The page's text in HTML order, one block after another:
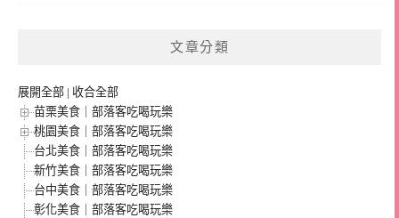
文章分類
展開全部 | 收合全部
苗栗美食｜部落客吃喝玩樂
桃園美食｜部落客吃喝玩樂
台北美食｜部落客吃喝玩樂
新竹美食｜部落客吃喝玩樂
台中美食｜部落客吃喝玩樂
彰化美食｜部落客吃喝玩樂